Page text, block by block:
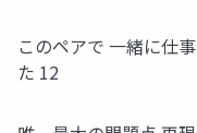
このペアで 一緒に仕
た 12